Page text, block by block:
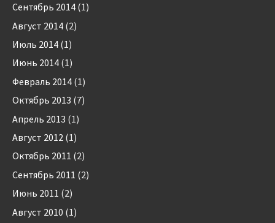
Сентябрь 2014 (1)
Август 2014 (2)
Июль 2014 (1)
Июнь 2014 (1)
Февраль 2014 (1)
Октябрь 2013 (7)
Апрель 2013 (1)
Август 2012 (1)
Октябрь 2011 (2)
Сентябрь 2011 (2)
Июнь 2011 (2)
Август 2010 (1)